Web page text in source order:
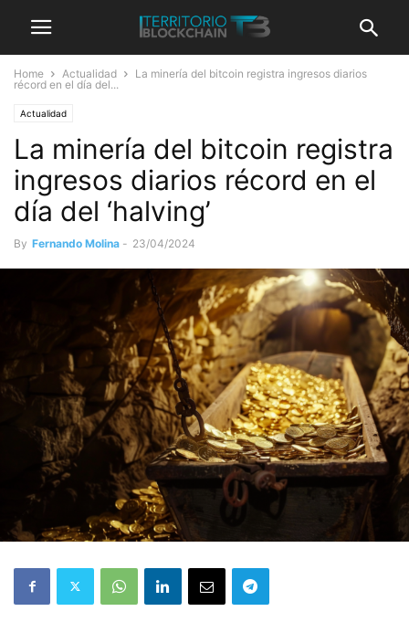
Home Actualidad
La minería del bitcoin registra ingresos diarios
récord en el día del...
Actualidad
La minería del bitcoin registra
ingresos diarios récord en el
día del ‘halving’
By Fernando Molina - 23/04/2024